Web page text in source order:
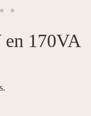
en 170VA